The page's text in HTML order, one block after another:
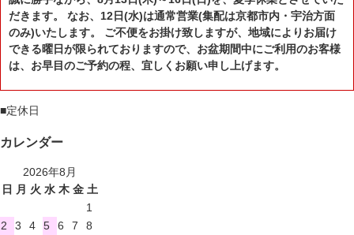
だきます。 なお、12日(水)は通常営業(集配は京都市内・宇治方面
のみ)いたします。 ご不便をお掛け致しますが、地域によりお届け
できる曜日が限られておりますので、お盆期間中にご利用のお客様
は、お早目のご予約の程、宜しくお願い申し上げます。
■定休日
カレンダー
2026年8月
日
月 火 水 木 金 土
1
2
3 4 5 6 7
8